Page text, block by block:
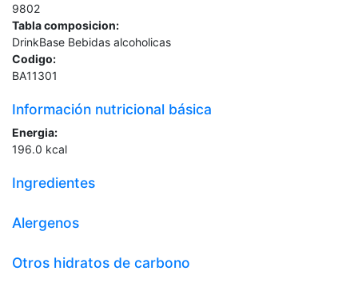
9802
Tabla composicion:
DrinkBase Bebidas alcoholicas
Codigo:
BA11301
Información nutricional básica
Energia:
196.0 kcal
Ingredientes
Alergenos
Otros hidratos de carbono